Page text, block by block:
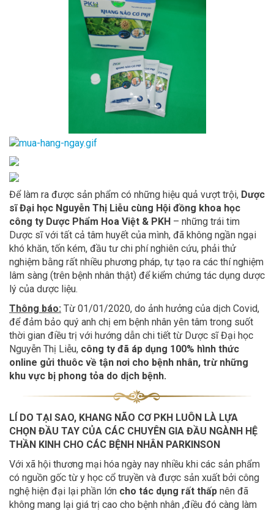
Để làm ra được sản phẩm có những hiệu quả vượt trội, Dược
sĩ Đại học Nguyễn Thị Liễu cùng Hội đồng khoa học
công ty Dược Phẩm Hoa Việt & PKH – những trái tim
Dược sĩ với tất cả tâm huyết của mình, đã không ngần ngại
khó khăn, tốn kém, đầu tư chi phí nghiên cứu, phải thử
nghiệm bằng rất nhiều phương pháp, tự tạo ra các thí nghiệm
lâm sàng (trên bệnh nhân thật) để kiểm chứng tác dụng dược
lý của dược liệu.
Thông báo: Từ 01/01/2020, do ảnh hưởng của dịch Covid,
để đảm bảo quý anh chị em bệnh nhân yên tâm trong suốt
thời gian điều trị với hướng dẫn chi tiết từ Dược sĩ Đại học
Nguyễn Thị Liễu, công ty đã áp dụng 100% hình thức
online gửi thuôc về tận nơi cho bệnh nhân, trừ những
khu vực bị phong tỏa do dịch bệnh.
LÍ DO TẠI SAO, KHANG NÃO CƠ PKH LUÔN LÀ LỰA
CHỌN ĐẦU TAY CỦA CÁC CHUYÊN GIA ĐẦU NGÀNH HỆ
THẦN KINH CHO CÁC BỆNH NHÂN PARKINSON
Với xã hội thương mại hóa ngày nay nhiều khi các sản phẩm
có nguồn gốc từ y học cổ truyền và được sản xuất bởi công
nghệ hiện đại lại phần lớn cho tác dụng rất thấp nên đã
không mang lại giá trị cao cho bệnh nhân ,điều đó càng làm